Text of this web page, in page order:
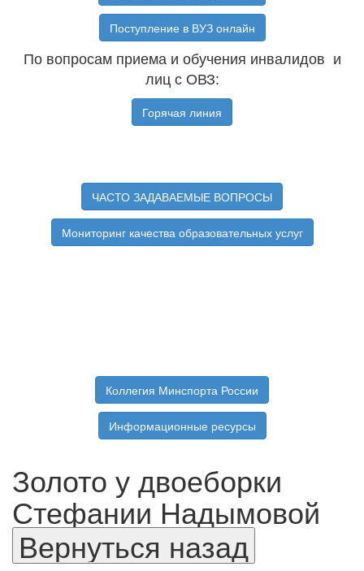
Поступление в ВУЗ онлайн
По вопросам приема и обучения инвалидов и
лиц с ОВЗ:
Горячая линия
ЧАСТО ЗАДАВАЕМЫЕ ВОПРОСЫ
Мониторинг качества образовательных услуг
Коллегия Минспорта России
Информационные ресурсы
Золото у двоеборки
Стефании Надымовой